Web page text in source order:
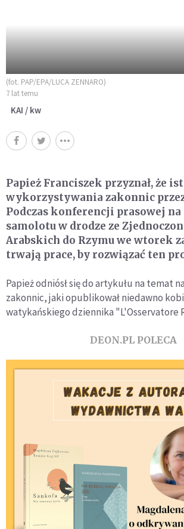
(fot. PAP/EPA/LUCA ZENNARO)
7 lat temu
KAI / kw
Papież Franciszek przyznał, że
wykorzystywania zakonnic
Podczas konferencji prasowej na
samolotu w drodze ze
Arabskich do Rzymu we wtorek
trwają prace, by rozwiązać ten
Papież odniósł się do artykułu na temat
zakonnic, jaki opublikował niedawno
watykańskiego dziennika "L'Osservatore
DEON.PL POLECA